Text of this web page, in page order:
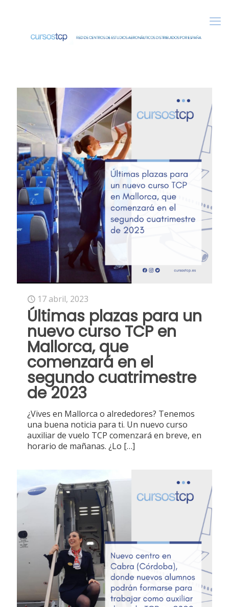
17 abril, 2023
Últimas plazas para un
nuevo curso TCP en
Mallorca, que
comenzará en el
segundo cuatrimestre
de 2023
¿Vives en Mallorca o alrededores? Tenemos
una buena noticia para ti. Un nuevo curso
auxiliar de vuelo TCP comenzará en breve, en
horario de mañanas. ¿Lo […]